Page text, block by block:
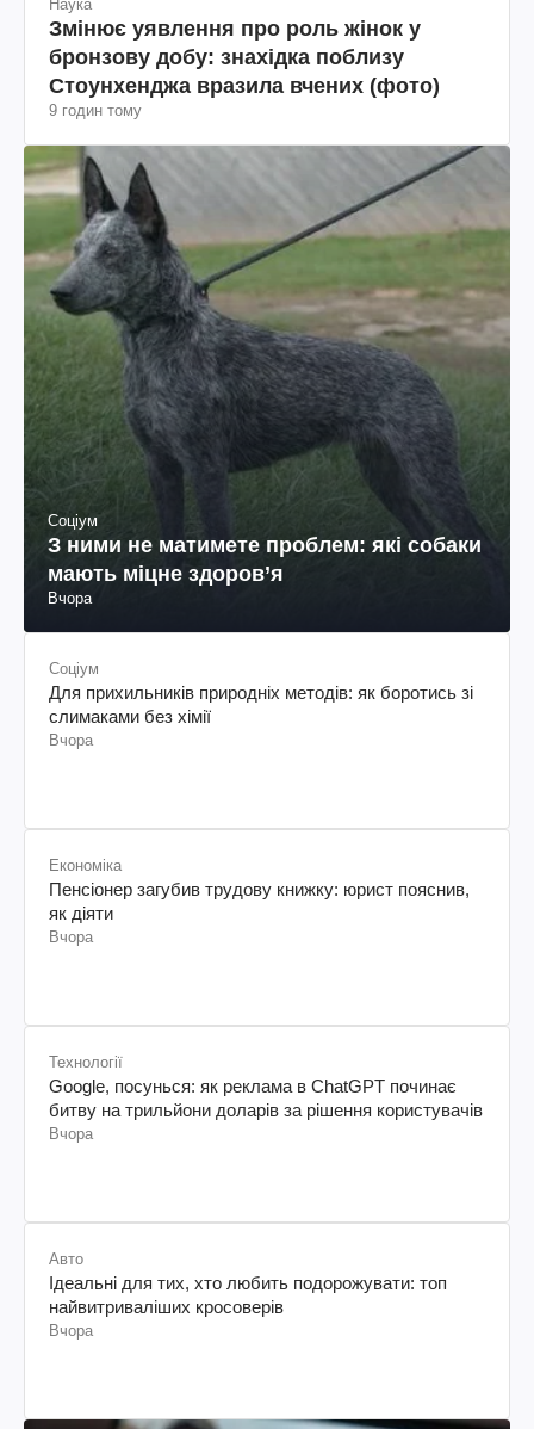
Наука
Змінює уявлення про роль жінок у
бронзову добу: знахідка поблизу
Стоунхенджа вразила вчених (фото)
9 годин тому
Соціум
З ними не матимете проблем: які собаки
мають міцне здоров’я
Вчора
Соціум
Для прихильників природніх методів: як боротись зі
слимаками без хімії
Вчора
Економіка
Пенсіонер загубив трудову книжку: юрист пояснив,
як діяти
Вчора
Технології
Google, посунься: як реклама в ChatGPT починає
битву на трильйони доларів за рішення користувачів
Вчора
Авто
Ідеальні для тих, хто любить подорожувати: топ
найвитриваліших кросоверів
Вчора